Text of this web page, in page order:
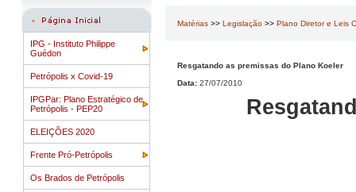
IPG - Instituto Philippe
Guédon
Petrópolis x Covid-19
IPGPar: Plano Estratégico de
Petrópolis - PEP20
ELEIÇÕES 2020
Frente Pró-Petrópolis
Os Brados de Petrópolis
Matérias >> Legislação >> Plano Diretor e Leis
Resgatando as premissas do Plano Koeler
Data: 27/07/2010